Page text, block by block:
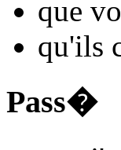
que
qu'ils
Pass�